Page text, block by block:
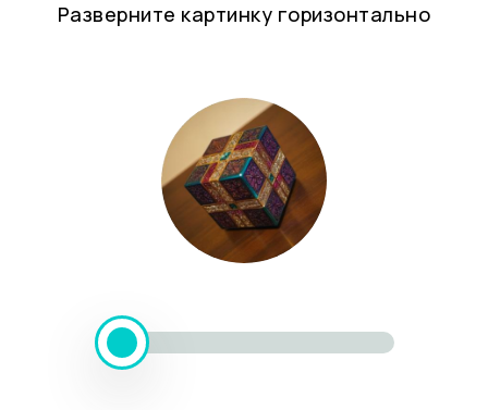
Разверните картинку горизонтально